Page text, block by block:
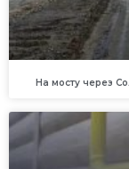
На мосту через